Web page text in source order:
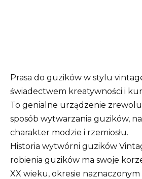
Prasa do guzików w stylu
świadectwem kreatywności i
To genialne urządzenie
sposób wytwarzania guzików,
charakter modzie i rzemiosłu.
Historia wytwórni guzików
robienia guzików ma swoje
XX wieku, okresie